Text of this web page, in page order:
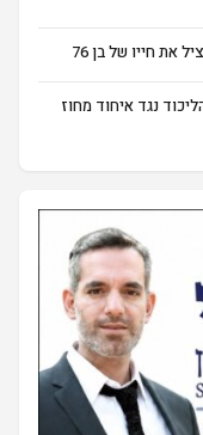
את חייו של בן 76
נגד איחוד מחוז